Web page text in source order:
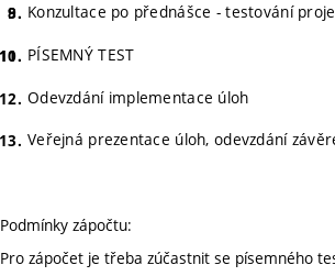
Konzultace po přednášce - testování
PÍSEMNÝ TEST
Odevzdání implementace úloh
Veřejná prezentace úloh, odevzdání
Podmínky zápočtu:
Pro zápočet je třeba zúčastnit se písemného